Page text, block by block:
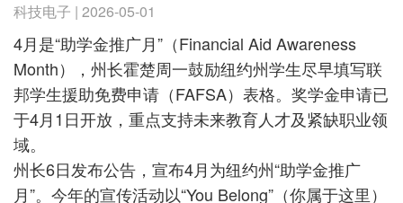
科技电子 | 2026-05-01
4月是“助学金推广月”（Financial Aid Awareness
Month），州长霍楚周一鼓励纽约州学生尽早填写联
邦学生援助免费申请（FAFSA）表格。奖学金申请已
于4月1日开放，重点支持未来教育人才及紧缺职业领
域。
州长6日发布公告，宣布4月为纽约州“助学金推广
月”。今年的宣传活动以“You Belong”（你属于这里）